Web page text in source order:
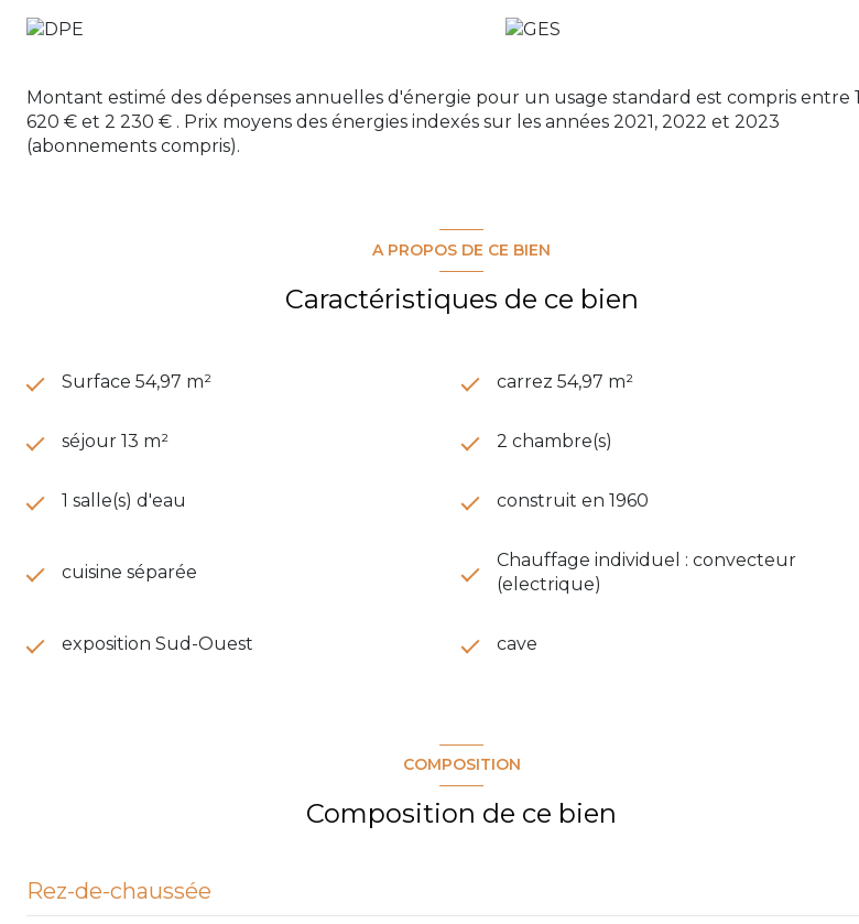
Montant estimé des dépenses annuelles d'énergie pour un usage standard est compris entre 1
620 € et 2 230 € . Prix moyens des énergies indexés sur les années 2021, 2022 et 2023
(abonnements compris).
A PROPOS DE CE BIEN
Caractéristiques de ce bien
Surface 54,97 m² carrez 54,97 m²
séjour 13 m² 2 chambre(s)
1 salle(s) d'eau construit en 1960
cuisine séparée
Chauffage individuel : convecteur
(electrique)
exposition Sud-Ouest cave
COMPOSITION
Composition de ce bien
Rez-de-chaussée